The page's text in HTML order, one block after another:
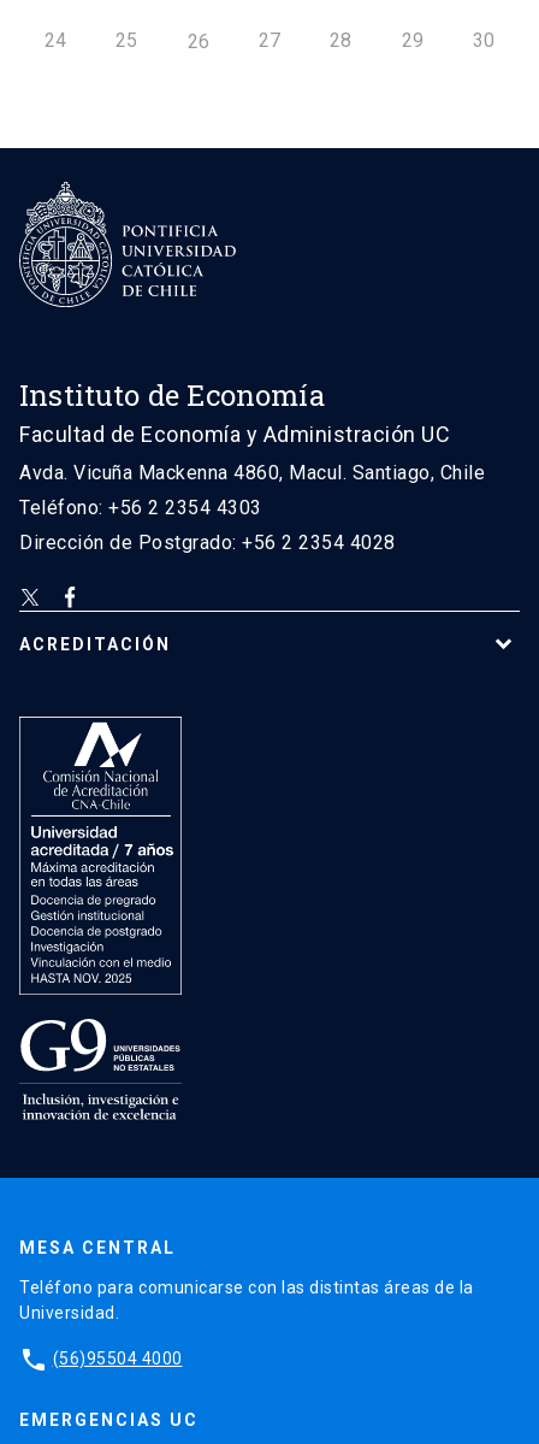
24 25 26 27 28 29 30
Instituto de Economía
Facultad de Economía y Administración UC
Avda. Vicuña Mackenna 4860, Macul. Santiago, Chile
Teléfono: +56 2 2354 4303
Dirección de Postgrado: +56 2 2354 4028
ACREDITACIÓN
MESA CENTRAL
Teléfono para comunicarse con las distintas áreas de la
Universidad.
phone (56)95504 4000
EMERGENCIAS UC